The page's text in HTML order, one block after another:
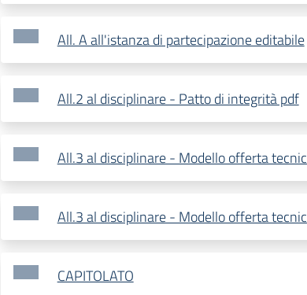
All. A all'istanza di partecipazione editabile
All.2 al disciplinare - Patto di integrità pdf
All.3 al disciplinare - Modello offerta
All.3 al disciplinare - Modello offerta
CAPITOLATO